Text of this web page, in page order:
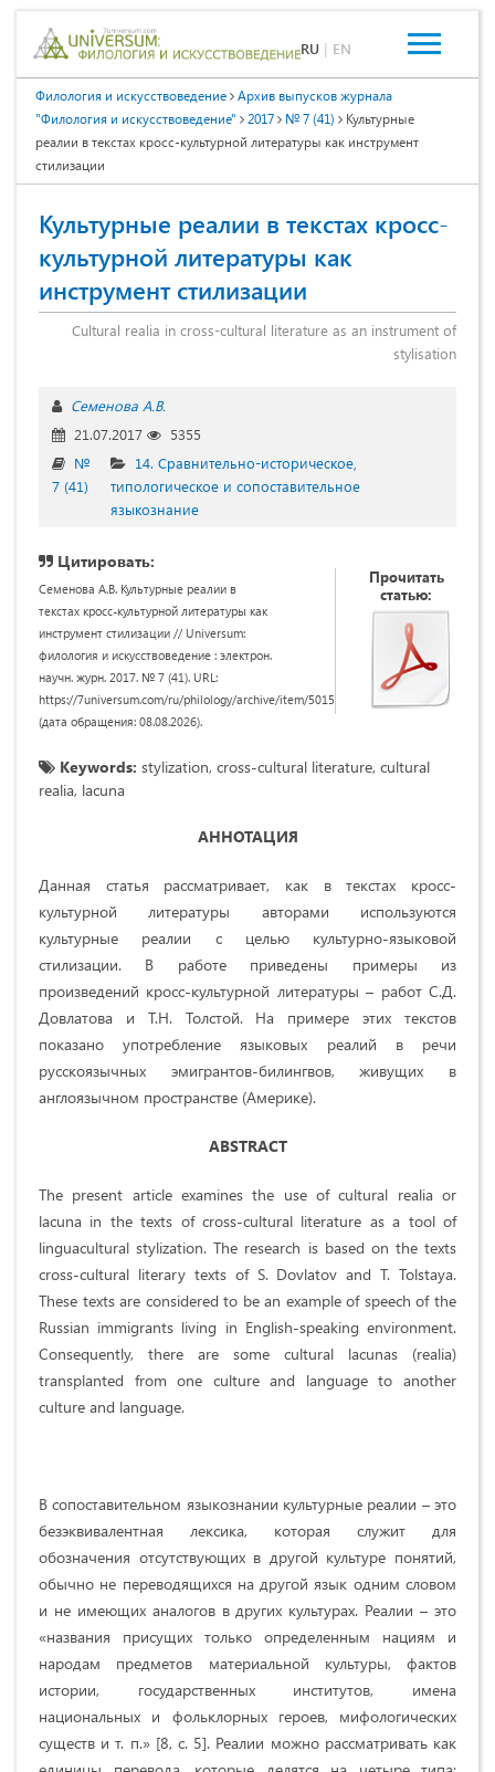
RU | EN
Филология и искусствоведение
Архив выпусков журнала
"Филология и искусствоведение"
2017 № 7 (41)
Культурные
реалии в текстах кросс-культурной литературы как инструмент
стилизации
Культурные реалии в текстах кросс-
культурной литературы как
инструмент стилизации
Cultural realia in cross-cultural literature as an instrument of
stylisation
Семенова А.В.
21.07.2017
5355
№
7 (41)
14. Сравнительно-историческое,
типологическое и сопоставительное
языкознание
Цитировать:
Семенова А.В. Культурные реалии в
текстах кросс-культурной литературы как
инструмент стилизации // Universum:
филология и искусствоведение : электрон.
научн. журн. 2017. № 7 (41). URL:
https://7universum.com/ru/philology/archive/item/5015
(дата обращения: 08.08.2026).
Прочитать
статью:
Keywords: stylization, cross-cultural literature, cultural
realia, lacuna
АННОТАЦИЯ
Данная статья рассматривает, как в текстах кросс-
культурной литературы авторами используются
культурные реалии с целью культурно-языковой
стилизации. В работе приведены примеры из
произведений кросс-культурной литературы – работ С.Д.
Довлатова и Т.Н. Толстой. На примере этих текстов
показано употребление языковых реалий в речи
русскоязычных эмигрантов-билингвов, живущих в
англоязычном пространстве (Америке).
ABSTRACT
The present article examines the use of cultural realia or
lacuna in the texts of cross-cultural literature as a tool of
linguacultural stylization. The research is based on the texts
cross-cultural literary texts of S. Dovlatov and T. Tolstaya.
These texts are considered to be an example of speech of the
Russian immigrants living in English-speaking environment.
Consequently, there are some cultural lacunas (realia)
transplanted from one culture and language to another
culture and language.
В сопоставительном языкознании культурные реалии – это
безэквивалентная лексика, которая служит для
обозначения отсутствующих в другой культуре понятий,
обычно не переводящихся на другой язык одним словом
и не имеющих аналогов в других культурах. Реалии – это
«названия присущих только определенным нациям и
народам предметов материальной культуры, фактов
истории, государственных институтов, имена
национальных и фольклорных героев, мифологических
существ и т. п.» [8, c. 5]. Реалии можно рассматривать как